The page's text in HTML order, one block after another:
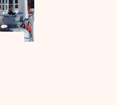
Milli
6